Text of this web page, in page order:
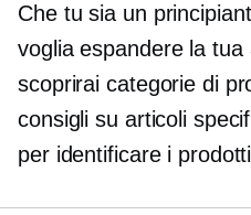
Che tu sia un
voglia espandere la
scoprirai categorie di
consigli su articoli
per identificare i